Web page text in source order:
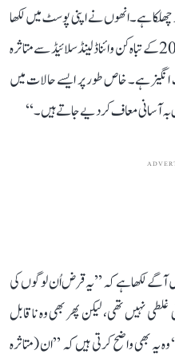
ہے۔ انھوں نے اپنی پوسٹ میں لکھا
ہے کہ ’’مرکزی حکومت کی جانب سے 2024 کے تباہ کن وائناڈ لینڈسلائیڈ سے متاثرہ
ہے۔ خاص طور پر ایسے حالات میں
آسانی معاف کر دیے جاتے ہیں۔‘‘
آگے لکھا ہے کہ ’’یہ قرض اُن لوگوں کی
نہیں تھی، لیکن پھر بھی وہ ناقابل
یہ بھی واضح کرتی ہیں کہ ’’ان (متاثرہ